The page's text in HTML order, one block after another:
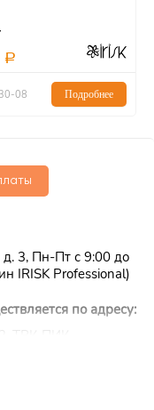
08 Подробнее
3, Пн-Пт с 9:00 до
IRISK Professional)
по адресу:
22:00 (магазин